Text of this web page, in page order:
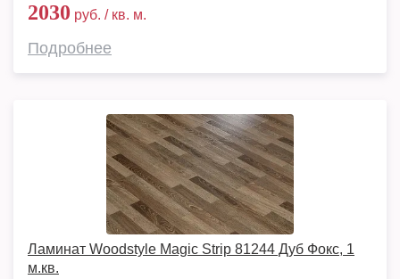
2030 руб. / кв. м.
Подробнее
Ламинат Woodstyle Magic Strip 81244 Дуб Фокс, 1
м.кв.